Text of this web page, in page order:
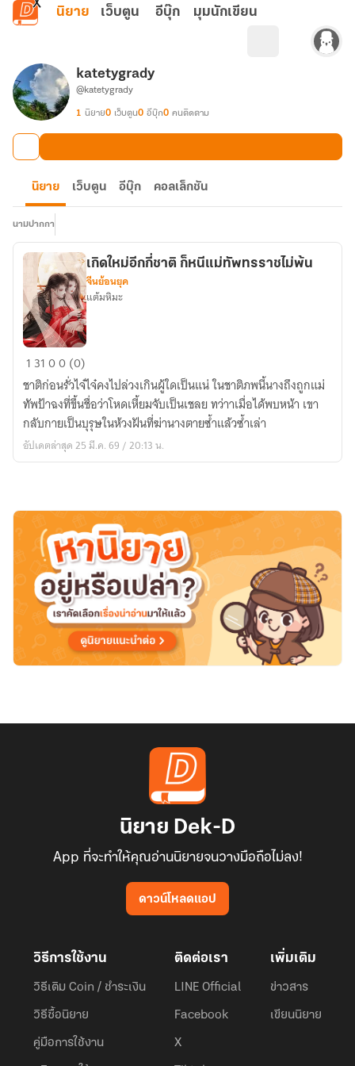
ข้ามไปยังเนื้อหาหลัก
นิยาย เว็บตูน อีบุ๊ก มุมนักเขียน
katetygrady
@katetygrady
1 นิยาย0 เว็บตูน0 อีบุ๊ก0 คนติดตาม
นิยาย เว็บตูน อีบุ๊ก คอลเล็กชัน
นามปากกา
เกิด
ใหม่
อีก
กี่
ชาติ
ก็
ทรราช
ไม่
พ้น
เกิดใหม่อีกกี่ชาติ ก็หนีแม่ทัพทรราชไม่พ้น
จีนย้อนยุค
แต้มหิมะ
1 3100 (0)
ชาติก่อนรั่วไจ๋ไจ๋คงไปล่วงเกินผู้ใดเป็นแน่ ในชาติภพนี้นางถึงถูกแม่
ทัพป้าฉงที่ขึ้นชื่อว่าโหดเหี้ยมจับเป็นเชลย ทว่าาเมื่อได้พบหน้า เขา
กลับกายเป็นบุรุษในห้วงฝันที่ฆ่านางตายซ้ำแล้วซ้ำเล่า
อัปเดตล่าสุด 25 มี.ค. 69 / 20:13 น.
นิยาย Dek-D
App ที่จะทำให้คุณอ่านนิยายจนวางมือถือไม่ลง!
ดาวน์โหลดแอป
วิธีการใช้งาน
วิธีเติม Coin / ชำระเงิน
วิธีซื้อนิยาย
คู่มือการใช้งาน
ติดต่อเรา
LINE Official
Facebook
X
เพิ่มเติม
ข่าวสาร
เขียนนิยาย